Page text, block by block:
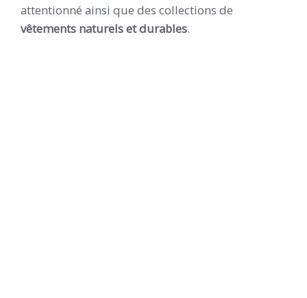
attentionné ainsi que des collections de
vêtements naturels et durables.